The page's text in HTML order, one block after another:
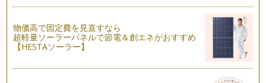
働くママならではの悩み⑥ 『何のために働くのか？』
「何のために働いているかわからないな・・・。」 働くママ
が一度は口にしたことがある…
物価高で固定費を見直すなら
超軽量ソーラーパネルで節電＆創エネがおすすめ
【HESTAソーラー】